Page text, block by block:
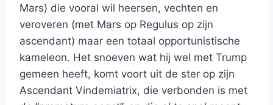
Mars) die vooral wil heersen, vechten en
veroveren (met Mars op Regulus op zijn
ascendant) maar een totaal opportunistische
kameleon. Het snoeven wat hij wel met Trump
gemeen heeft, komt voort uit de ster op zijn
Ascendant Vindemiatrix, die verbonden is met